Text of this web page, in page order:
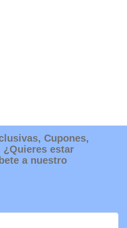
Cupones,
¿Quieres estar
a nuestro